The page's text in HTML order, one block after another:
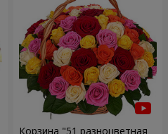
Корзина "51 разноцветная